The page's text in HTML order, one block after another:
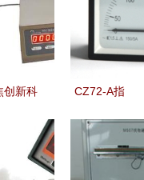
创新科
锐自动
表营销
CZ72-A指
角电流表
型号、价格